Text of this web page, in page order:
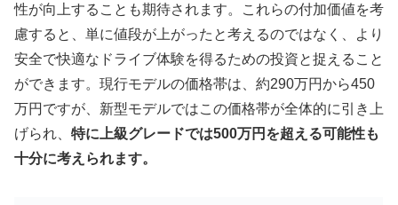
性が向上することも期待されます。これらの付加価値を考
慮すると、単に値段が上がったと考えるのではなく、より
安全で快適なドライブ体験を得るための投資と捉えること
ができます。現行モデルの価格帯は、約290万円から450
万円ですが、新型モデルではこの価格帯が全体的に引き上
げられ、 特に上級グレードでは500万円を超える可能性も
十分に考えられます。